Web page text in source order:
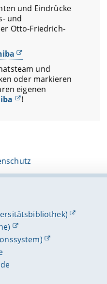
und Eindrücke
und
Otto-Friedrich-
und
oder markieren
eigenen
!